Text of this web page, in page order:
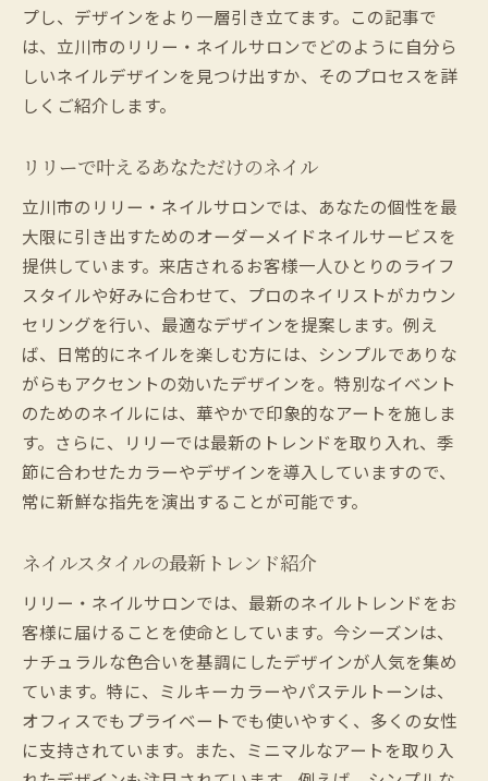
プし、デザインをより一層引き立てます。この記事で
は、立川市のリリー・ネイルサロンでどのように自分ら
しいネイルデザインを見つけ出すか、そのプロセスを詳
しくご紹介します。
リリーで叶えるあなただけのネイル
立川市のリリー・ネイルサロンでは、あなたの個性を最
大限に引き出すためのオーダーメイドネイルサービスを
提供しています。来店されるお客様一人ひとりのライフ
スタイルや好みに合わせて、プロのネイリストがカウン
セリングを行い、最適なデザインを提案します。例え
ば、日常的にネイルを楽しむ方には、シンプルでありな
がらもアクセントの効いたデザインを。特別なイベント
のためのネイルには、華やかで印象的なアートを施しま
す。さらに、リリーでは最新のトレンドを取り入れ、季
節に合わせたカラーやデザインを導入していますので、
常に新鮮な指先を演出することが可能です。
ネイルスタイルの最新トレンド紹介
リリー・ネイルサロンでは、最新のネイルトレンドをお
客様に届けることを使命としています。今シーズンは、
ナチュラルな色合いを基調にしたデザインが人気を集め
ています。特に、ミルキーカラーやパステルトーンは、
オフィスでもプライベートでも使いやすく、多くの女性
に支持されています。また、ミニマルなアートを取り入